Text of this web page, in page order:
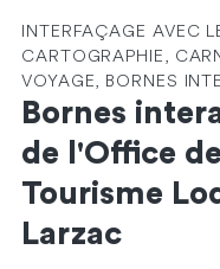
INTERFAÇAGE AVEC
CARTOGRAPHIE,
VOYAGE, BORNES
Bornes
de l'Office de
Tourisme
Larzac